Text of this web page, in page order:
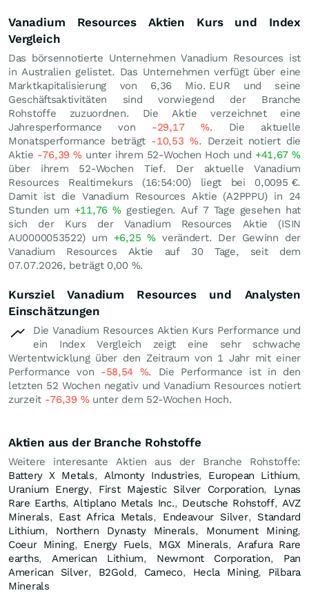
Vanadium Resources Aktien Kurs und Index
Vergleich
Das börsennotierte Unternehmen Vanadium Resources ist
in Australien gelistet. Das Unternehmen verfügt über eine
Marktkapitalisierung von 6,36 Mio. EUR und seine
Geschäftsaktivitäten sind vorwiegend der Branche
Rohstoffe zuzuordnen. Die Aktie verzeichnet eine
Jahresperformance von -29,17 %. Die aktuelle
Monatsperformance beträgt -10,53 %. Derzeit notiert die
Aktie -76,39%unter ihrem 52-Wochen Hoch und +41,67%
über ihrem 52-Wochen Tief. Der aktuelle Vanadium
Resources Realtimekurs (16:54:00) liegt bei 0,0095 €.
Damit ist die Vanadium Resources Aktie (A2PPPU) in 24
Stunden um +11,76%gestiegen. Auf 7 Tage gesehen hat
sich der Kurs der Vanadium Resources Aktie (ISIN
AU0000053522) um +6,25% verändert. Der Gewinn der
Vanadium Resources Aktie auf 30 Tage, seit dem
07.07.2026, beträgt 0,00 %.
Kursziel Vanadium Resources und Analysten
Einschätzungen
Die Vanadium Resources Aktien Kurs Performance und
ein Index Vergleich zeigt eine sehr schwache
Wertentwicklung über den Zeitraum von 1 Jahr mit einer
Performance von -58,54 %. Die Performance ist in den
letzten 52 Wochen negativ und Vanadium Resources notiert
zurzeit -76,39 %unter dem 52-Wochen Hoch.
Aktien aus der Branche Rohstoffe
Weitere interesante Aktien aus der Branche Rohstoffe:
Battery X Metals, Almonty Industries, European Lithium,
Uranium Energy, First Majestic Silver Corporation, Lynas
Rare Earths,Altiplano Metals Inc., Deutsche Rohstoff, AVZ
Minerals, East Africa Metals, Endeavour Silver, Standard
Lithium, Northern Dynasty Minerals, Monument Mining,
Coeur Mining, Energy Fuels, MGX Minerals,Arafura Rare
earths,American Lithium, Newmont Corporation, Pan
American Silver, B2Gold, Cameco, Hecla Mining, Pilbara
Minerals